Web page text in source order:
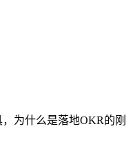
为什么是落地OKR的刚